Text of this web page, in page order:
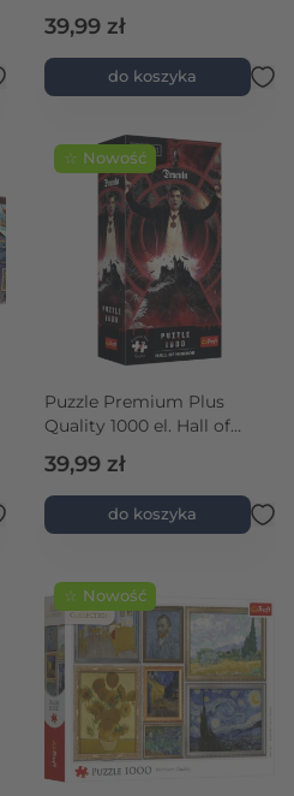
Letnia bryza
39,99 zł
do koszyka
☆ Nowość
Puzzle Premium Plus
Quality 1000 el. Hall of
Horror: Drakula
39,99 zł
do koszyka
☆ Nowość